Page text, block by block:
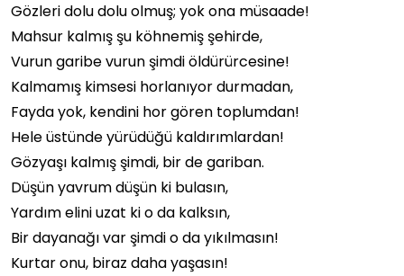
Gözleri dolu dolu olmuş; yok ona müsaade!
Mahsur kalmış şu köhnemiş şehirde,
Vurun garibe vurun şimdi öldürürcesine!
Kalmamış kimsesi horlanıyor durmadan,
Fayda yok, kendini hor gören toplumdan!
Hele üstünde yürüdüğü kaldırımlardan!
Gözyaşı kalmış şimdi, bir de gariban.
Düşün yavrum düşün ki bulasın,
Yardım elini uzat ki o da kalksın,
Bir dayanağı var şimdi o da yıkılmasın!
Kurtar onu, biraz daha yaşasın!